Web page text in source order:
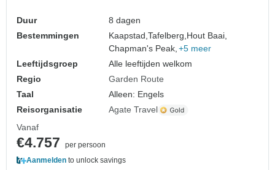
Duur
8 dagen
Bestemmingen
Kaapstad,Tafelberg, Hout Baai,
Chapman's Peak, +5 meer
Leeftijdsgroep
Alle leeftijden welkom
Regio
Garden Route
Taal
Alleen: Engels
Reisorganisatie
Agate Travel
Vanaf
€4.757
per persoon
Aanmelden to unlock savings